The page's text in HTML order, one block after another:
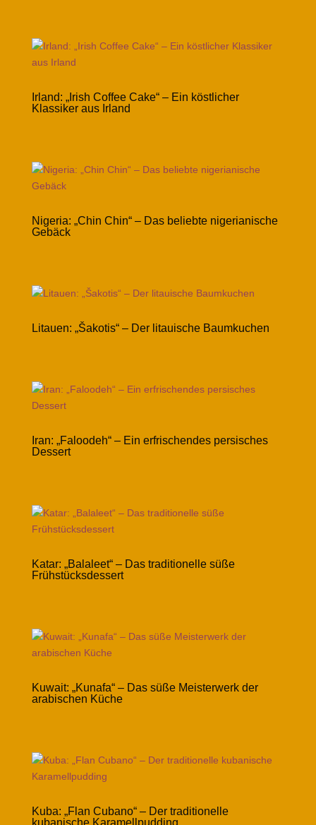
Irland: „Irish Coffee Cake“ – Ein köstlicher
Klassiker aus Irland
Nigeria: „Chin Chin“ – Das beliebte nigerianische
Gebäck
Litauen: „Šakotis“ – Der litauische Baumkuchen
Iran: „Faloodeh“ – Ein erfrischendes persisches
Dessert
Katar: „Balaleet“ – Das traditionelle süße
Frühstücksdessert
Kuwait: „Kunafa“ – Das süße Meisterwerk der
arabischen Küche
Kuba: „Flan Cubano“ – Der traditionelle
kubanische Karamellpudding